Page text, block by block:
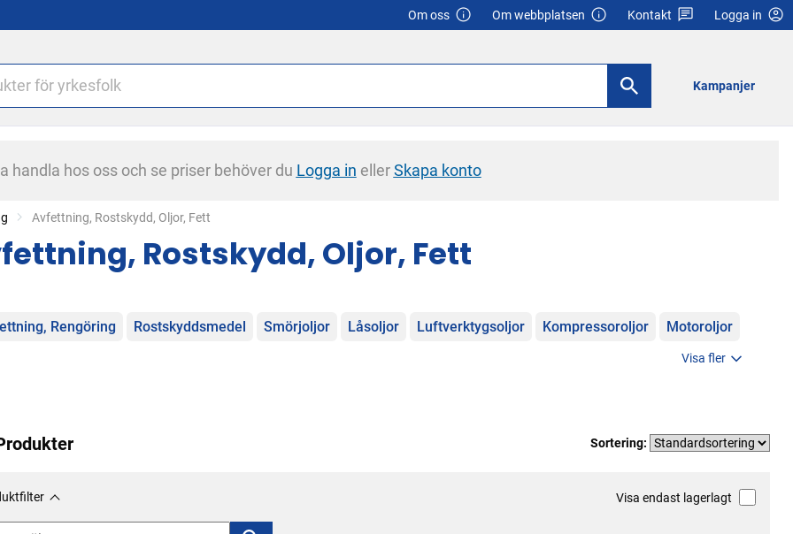
Om oss Om webbplatsen Kontakt Logga in
Kampanjer
handla hos oss och se priser behöver du Logga in ellerSkapa konto
Current:
Avfettning, Rostskydd, Oljor, Fett
Rostskydd, Oljor, Fett
Rengöring Rostskyddsmedel Smörjoljor Låsoljor Luftverktygsoljor Kompressoroljor Motoroljor
Visa fler
Sortering:
Visa endast lagerlagt